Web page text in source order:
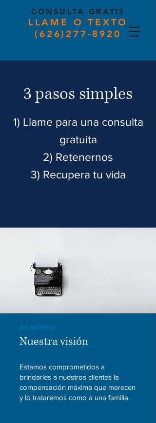
LLAME O TEXTO
(626)277-8920
CONSULTA GRATIS
3 pasos simples
1) Llame para una consulta
gratuita
2) Retenernos
3) Recupera tu vida
ley métrica
Nuestra visión
Estamos comprometidos a
brindarles a nuestros clientes la
compensación máxima que merecen
y lo trataremos como a una familia.